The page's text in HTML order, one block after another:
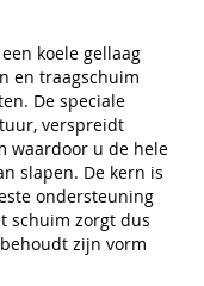
koele gellaag
en traagschuim
De speciale
verspreidt
waardoor u de hele
slapen. De kern is
ondersteuning
schuim zorgt dus
zijn vorm